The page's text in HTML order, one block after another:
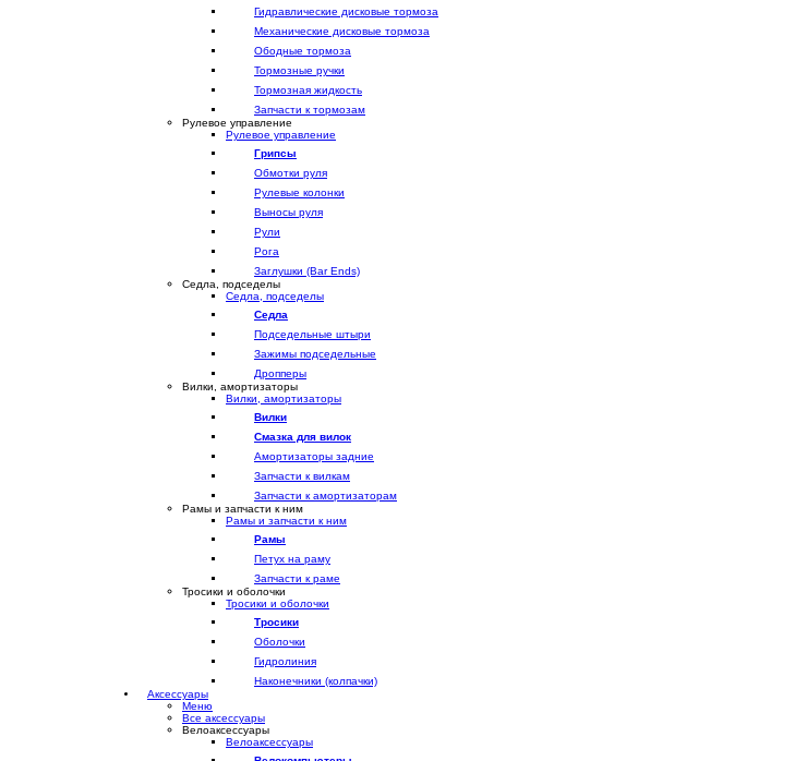
Гидравлические дисковые тормоза
Механические дисковые тормоза
Ободные тормоза
Тормозные ручки
Тормозная жидкость
Запчасти к тормозам
Рулевое управление
Рулевое управление
Грипсы
Обмотки руля
Рулевые колонки
Выносы руля
Рули
Рога
Заглушки (Bar Ends)
Седла, подседелы
Седла, подседелы
Седла
Подседельные штыри
Зажимы подседельные
Дропперы
Вилки, амортизаторы
Вилки, амортизаторы
Вилки
Смазка для вилок
Амортизаторы задние
Запчасти к вилкам
Запчасти к амортизаторам
Рамы и запчасти к ним
Рамы и запчасти к ним
Рамы
Петух на раму
Запчасти к раме
Тросики и оболочки
Тросики и оболочки
Тросики
Оболочки
Гидролиния
Наконечники (колпачки)
Аксессуары
Меню
Все аксессуары
Велоаксессуары
Велоаксессуары